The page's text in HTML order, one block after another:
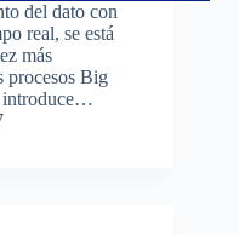
del dato con
real, se está
más
procesos Big
introduce…